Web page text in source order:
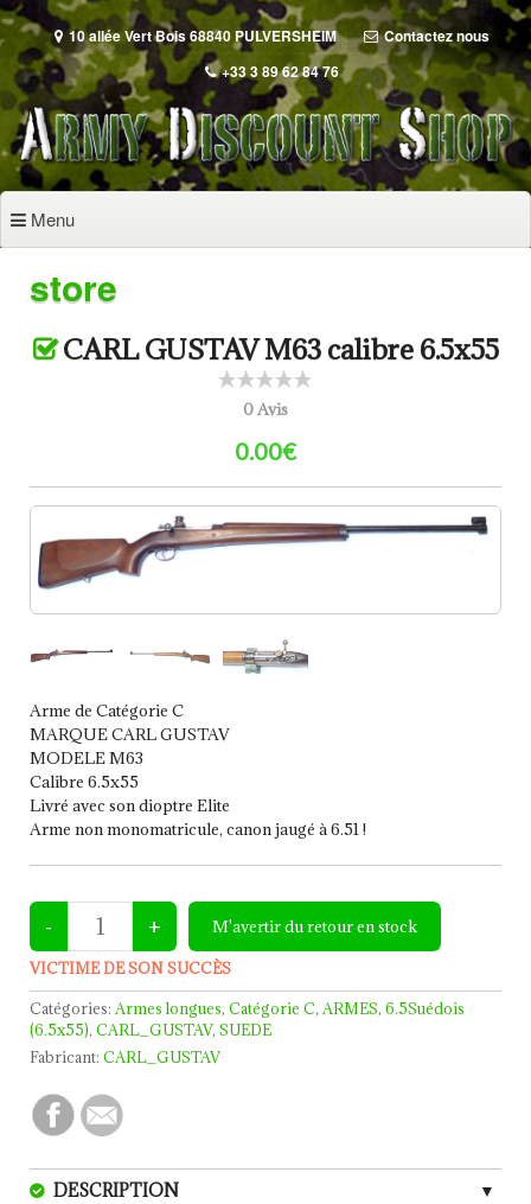
Aller
au
contenu
principal
10 allée Vert Bois 68840 PULVERSHEIM
Contactez nous
+33 3 89 62 84 76
Menu
store
CARL GUSTAV M63 calibre 6.5x55
0 Avis
0.00€
Arme de Catégorie C
MARQUE CARL GUSTAV
MODELE M63
Calibre 6.5x55
Livré avec son dioptre Elite
Arme non monomatricule, canon jaugé à 6.51 !
VICTIME DE SON SUCCÈS
Catégories: Armes longues, Catégorie C, ARMES, 6.5Suédois
(6.5x55), CARL_GUSTAV, SUEDE
Fabricant: CARL_GUSTAV
DESCRIPTION